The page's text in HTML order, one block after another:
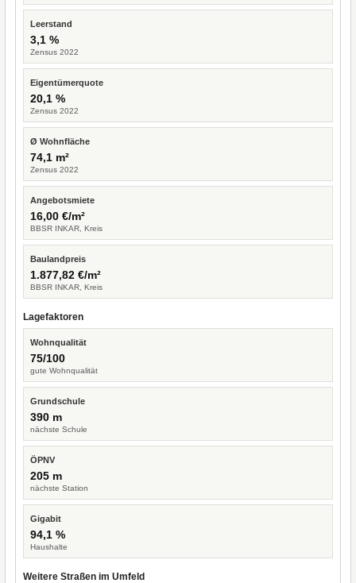
Leerstand
3,1 %
Zensus 2022
Eigentümerquote
20,1 %
Zensus 2022
Ø Wohnfläche
74,1 m²
Zensus 2022
Angebotsmiete
16,00 €/m²
BBSR INKAR, Kreis
Baulandpreis
1.877,82 €/m²
BBSR INKAR, Kreis
Lagefaktoren
Wohnqualität
75/100
gute Wohnqualität
Grundschule
390 m
nächste Schule
ÖPNV
205 m
nächste Station
Gigabit
94,1 %
Haushalte
Weitere Straßen im Umfeld